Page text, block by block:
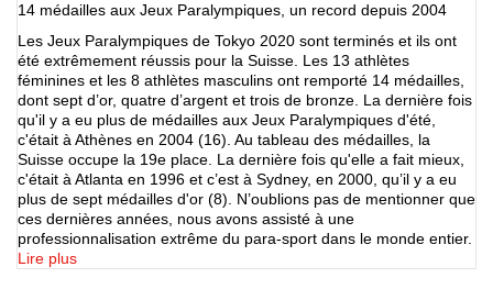
14 médailles aux Jeux Paralympiques, un record depuis 2004
Les Jeux Paralympiques de Tokyo 2020 sont terminés et ils ont
été extrêmement réussis pour la Suisse. Les 13 athlètes
féminines et les 8 athlètes masculins ont remporté 14 médailles,
dont sept d’or, quatre d’argent et trois de bronze. La dernière fois
qu'il y a eu plus de médailles aux Jeux Paralympiques d'été,
c'était à Athènes en 2004 (16). Au tableau des médailles, la
Suisse occupe la 19e place. La dernière fois qu'elle a fait mieux,
c'était à Atlanta en 1996 et c’est à Sydney, en 2000, qu’il y a eu
plus de sept médailles d'or (8). N’oublions pas de mentionner que
ces dernières années, nous avons assisté à une
professionnalisation extrême du para-sport dans le monde entier.
Lire plus